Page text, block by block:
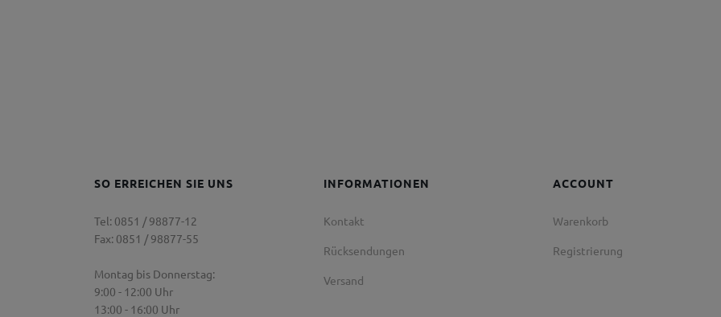
SO ERREICHEN SIE UNS
Tel: 0851 / 98877-12
Fax: 0851 / 98877-55
Montag bis Donnerstag:
9:00 - 12:00 Uhr
13:00 - 16:00 Uhr
INFORMATIONEN
Kontakt
Rücksendungen
Versand
ACCOUNT
Warenkorb
Registrierung